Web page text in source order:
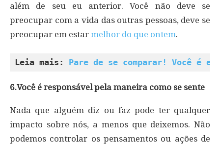
além de seu eu anterior. Você não deve se
preocupar com a vida das outras pessoas, deve se
preocupar em estar melhor do que ontem.
Leia mais: Pare de se comparar! Você é
6.Você é responsável pela maneira como se sente
Nada que alguém diz ou faz pode ter qualquer
impacto sobre nós, a menos que deixemos. Não
podemos controlar os pensamentos ou ações de